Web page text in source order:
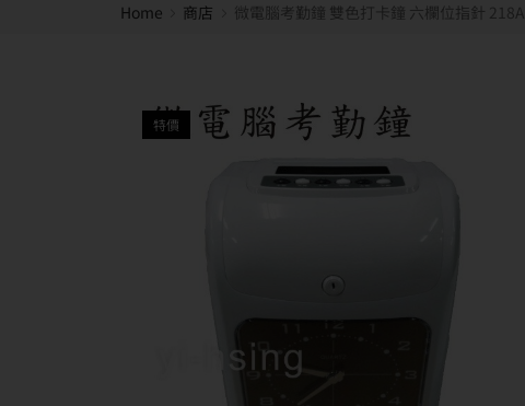
Home 商店 微電腦考勤鐘 雙色打卡鐘 六欄位指針 218A
特價